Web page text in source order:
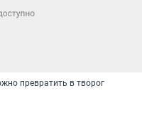
превратить в творог